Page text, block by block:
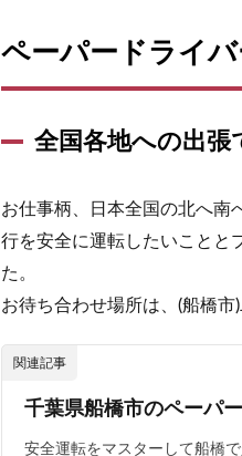
パ
イ
歴
は
年
全国
各地
への
出張
でレ
ペーパードライ
全国各地への出張
お仕事柄、日本全国の北へ南
行を安全に運転したいことと
た。
お待ち合わせ場所は、(船橋市
関連記事
千葉県船橋市のペーパ
安全運転をマスターして船橋